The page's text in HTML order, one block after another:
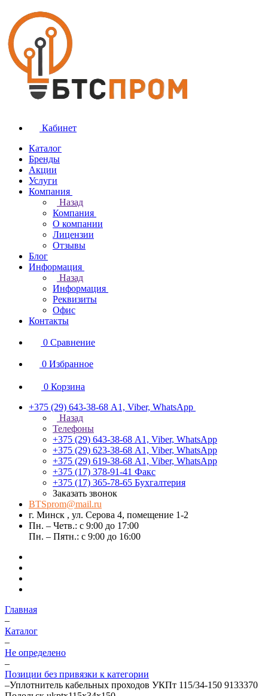
Кабинет
Каталог
Бренды
Акции
Услуги
Компания
Назад
Компания
О компании
Лицензии
Отзывы
Блог
Информация
Назад
Информация
Реквизиты
Офис
Контакты
0 Сравнение
0 Избранное
0 Корзина
+375 (29) 643-38-68 А1, Viber, WhatsApp
Назад
Телефоны
+375 (29) 643-38-68 А1, Viber, WhatsApp
+375 (29) 623-38-68 А1, Viber, WhatsApp
+375 (29) 619-38-68 А1, Viber, WhatsApp
+375 (17) 378-91-41 Факс
+375 (17) 365-78-65 Бухгалтерия
Заказать звонок
BTSprom@mail.ru
г. Минск , ул. Серова 4, помещение 1-2
Пн. – Четв.: с 9:00 до 17:00
Пн. – Пятн.: с 9:00 до 16:00
Главная
–
Каталог
–
Не определено
–
Позиции без привязки к категории
–Уплотнитель кабельных проходов УКПт 115/34-150 9133370